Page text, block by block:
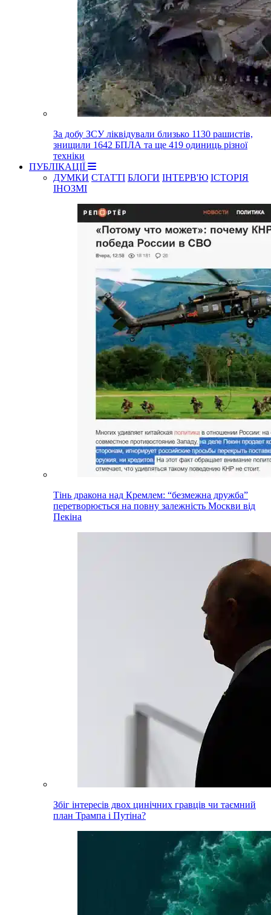
За добу ЗСУ ліквідували близько 1130 рашистів,
знищили 1642 БПЛА та ще 419 одиниць різної
техніки
ПУБЛІКАЦІЇ
ДУМКИ СТАТТІ БЛОГИ ІНТЕРВ'Ю ІСТОРІЯ
ІНОЗМІ
Тінь дракона над Кремлем: “безмежна дружба”
перетворюється на повну залежність Москви від
Пекіна
Збіг інтересів двох цинічних гравців чи таємний
план Трампа і Путіна?